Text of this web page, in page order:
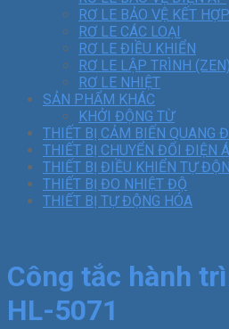
RƠ LE BẢO VỆ KẾT HỢP
RƠ LE CÁC LOẠI
RƠ LE ĐIỀU KHIỂN
RƠ LE LẬP TRÌNH (ZEN)
RƠ LE NHIỆT
SẢN PHẨM KHÁC
KHỞI ĐỘNG TỪ
THIẾT BỊ CẢM BIẾN QUANG
THIẾT BỊ CHUYỂN ĐỔI ĐIỆN
THIẾT BỊ ĐIỀU KHIỂN TỰ
THIẾT BỊ ĐO NHIỆT ĐỘ
THIẾT BỊ TỰ ĐỘNG HÓA
Công tắc hành
HL-5071